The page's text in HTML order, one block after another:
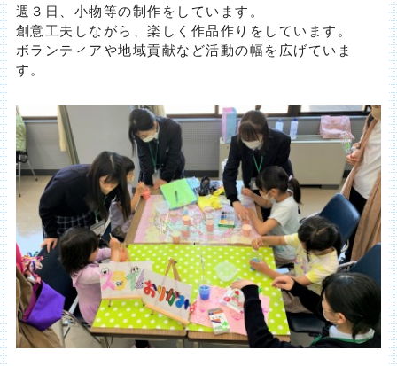
週３日、小物等の制作をしています。
創意工夫しながら、楽しく作品作りをしています。
ボランティアや地域貢献など活動の幅を広げていま
す。